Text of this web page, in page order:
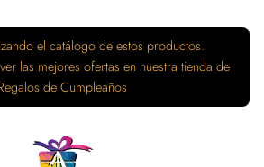
el catálogo de estos productos.
las mejores ofertas en nuestra tienda de
de Cumpleaños